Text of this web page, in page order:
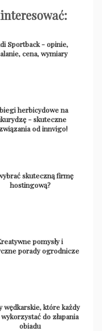
Sportback - opinie,
cena, wymiary
herbicydowe na
- skuteczne
od innvigo!
skuteczną firmę
hostingową?
pomysły i
porady ogrodnicze
wędkarskie, które każdy
do złapania
obiadu